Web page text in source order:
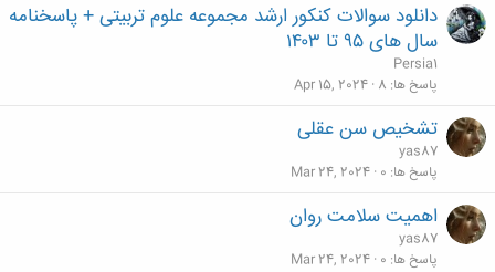
دانلود سوالات کنکور ارشد مجموعه علوم تربیتی + پاسخنامه
سال های ۹۵ تا ۱۴۰۳
Persia1
پاسخ ها 8
Apr 15, 2024
تشخیص سن عقلی
yas87
پاسخ ها 0
Mar 24, 2024
اهمیت سلامت روان
yas87
پاسخ ها 0
Mar 24, 2024